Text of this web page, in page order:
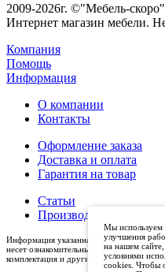
2009-2026г. ©"Мебель-
Интернет магазин мебели.
Компания
Помощь
Информация
О компании
Контакты
Оформление заказа
Доставка и оплата
Гарантия на товар
Статьи
Производители
Информация указанная на сайте
несет ознакомительный характер.
комплектация и другие характеристики
Мы используем
улучшения
на нашем сайте,
условиями
cookies. Чтобы